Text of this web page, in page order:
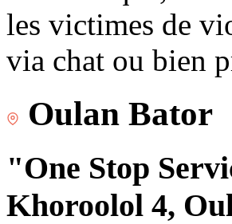
les victimes de
via chat ou bien
Oulan Bator
"One Stop
Khoroolol 4,